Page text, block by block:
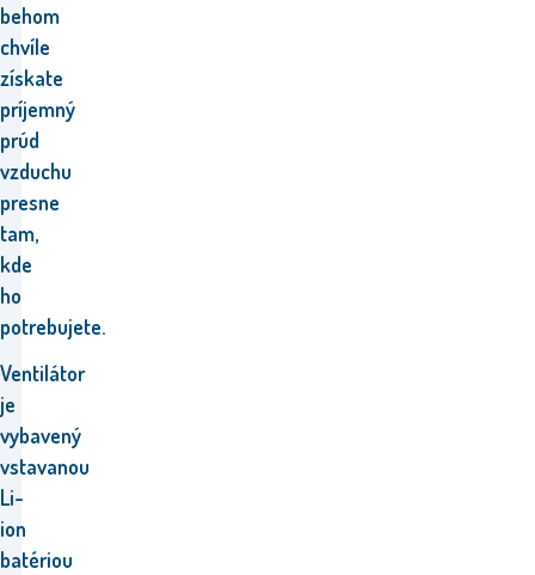
behom
chvíle
získate
príjemný
prúd
vzduchu
presne
tam,
kde
ho
potrebujete.
Ventilátor
je
vybavený
vstavanou
Li-
ion
batériou